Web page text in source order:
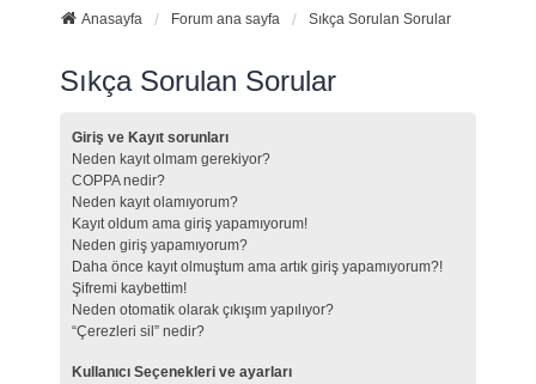
Anasayfa Forum ana sayfa Sıkça Sorulan Sorular
Sıkça Sorulan Sorular
Giriş ve Kayıt sorunları
Neden kayıt olmam gerekiyor?
COPPA nedir?
Neden kayıt olamıyorum?
Kayıt oldum ama giriş yapamıyorum!
Neden giriş yapamıyorum?
Daha önce kayıt olmuştum ama artık giriş yapamıyorum?!
Şifremi kaybettim!
Neden otomatik olarak çıkışım yapılıyor?
“Çerezleri sil” nedir?
Kullanıcı Seçenekleri ve ayarları